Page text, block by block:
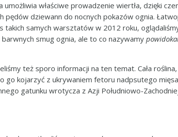
właściwe prowadzenie wiertła, dzięki
dziewann do nocnych pokazów ognia.
samych warsztatów w 2012 roku,
smug ognia, ale to co nazywamy
też sporo informacji na ten temat. Cała
kojarzyć z ukrywaniem fetoru nadpsutego
gatunku wrotycza z Azji Południowo-